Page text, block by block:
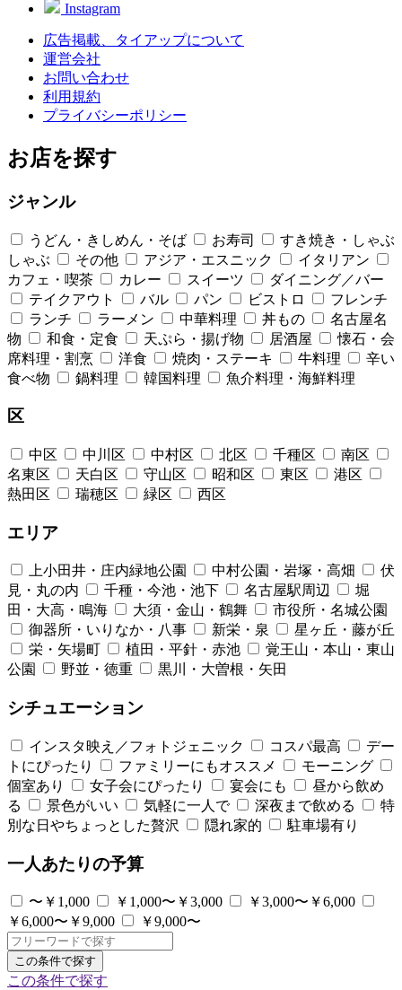
Instagram
広告掲載、タイアップについて
運営会社
お問い合わせ
利用規約
プライバシーポリシー
お店を探す
ジャンル
うどん・きしめん・そば お寿司
すき焼き・しゃぶ
しゃぶ
その他 アジア・エスニック
イタリアン
カフェ・喫茶
カレー スイーツ
ダイニング／バー
テイクアウト
バル パン ビストロ
フレンチ
ランチ
ラーメン 中華料理 丼もの
名古屋名
物
和食・定食 天ぷら・揚げ物 居酒屋
懐石・会
席料理・割烹
洋食 焼肉・ステーキ 牛料理
辛い
食べ物
鍋料理 韓国料理 魚介料理・海鮮料理
区
中区 中川区 中村区 北区 千種区
南区
名東区
天白区 守山区 昭和区 東区
港区
熱田区
瑞穂区 緑区 西区
エリア
上小田井・庄内緑地公園 中村公園・岩塚・高畑
伏
見・丸の内
千種・今池・池下 名古屋駅周辺
堀
田・大高・鳴海
大須・金山・鶴舞
市役所・名城公園
御器所・いりなか・八事
新栄・泉
星ヶ丘・藤が丘
栄・矢場町
植田・平針・赤池
覚王山・本山・東山
公園
野並・徳重 黒川・大曽根・矢田
シチュエーション
インスタ映え／フォトジェニック コスパ最高
デー
トにぴったり
ファミリーにもオススメ
モーニング
個室あり
女子会にぴったり 宴会にも
昼から飲め
る
景色がいい 気軽に一人で 深夜まで飲める
特
別な日やちょっとした贅沢
隠れ家的 駐車場有り
一人あたりの予算
〜￥1,000 ￥1,000〜￥3,000
￥3,000〜￥6,000
￥6,000〜￥9,000
￥9,000〜
この条件で探す
この条件で探す